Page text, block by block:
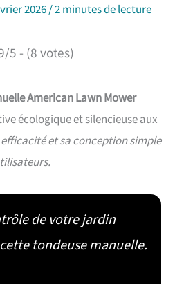
2026/2 minutes de lecture
5 - (8 votes)
American Lawn Mower
écologique et silencieuse aux
et sa conception simple
de votre jardin
tondeuse manuelle.